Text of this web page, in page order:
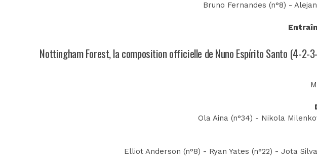
Bruno Fernandes (n°8) -
Nottingham Forest, la composition officielle de Nuno Espírito Santo (4-2-
Ola Aina (n°34) - Nikola
Elliot Anderson (n°8) - Ryan Yates (n°22) - Jota